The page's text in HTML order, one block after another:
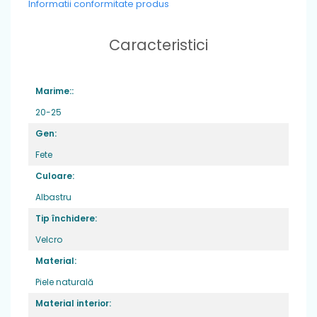
de calitate pentru copii.
Informatii conformitate produs
Caracteristici
Marime::
20-25
Gen:
Fete
Culoare:
Albastru
Tip închidere:
Velcro
Material:
Piele naturală
Material interior: